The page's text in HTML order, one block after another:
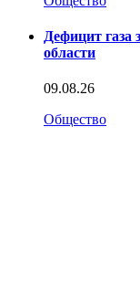
Дефицит газа
области
09.08.26
Общество